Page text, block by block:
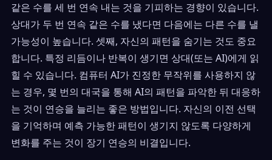
같은 수를 세 번 연속 내는 것을 기피하는 경향이 있습니다.
상대가 두 번 연속 같은 수를 냈다면 다음에는 다른 수를 낼
가능성이 높습니다. 셋째, 자신의 패턴을 숨기는 것도 중요
합니다. 특정 리듬이나 반복이 생기면 상대(또는 AI)에게 읽
힐 수 있습니다. 컴퓨터 AI가 진정한 무작위를 사용하지 않
는 경우, 몇 번의 대국을 통해 AI의 패턴을 파악한 뒤 대응하
는 것이 연승을 늘리는 좋은 방법입니다. 자신의 이전 선택
을 기억하며 예측 가능한 패턴이 생기지 않도록 다양하게
변화를 주는 것이 장기 연승의 비결입니다.